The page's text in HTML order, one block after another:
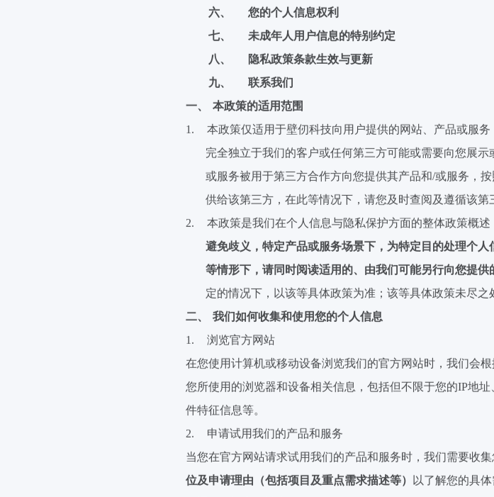
六、
您的个人信息权利
七、
未成年人用户信息的特别约定
八、
隐私政策条款生效与更新
九、
联系我们
一、
本政策的适用范围
1.
本政策仅适用于壁仞科技向用户提供的网站、产品或服
完全独立于我们的客户或任何第三方可能或需要向您展
或服务被用于第三方合作方向您提供其产品和/或服务，
供给该第三方，在此等情况下，请您及时查阅及遵循该第
2.
本政策是我们在个人信息与隐私保护方面的整体政策概
避免歧义，特定产品或服务场景下，为特定目的处理个
等情形下，请同时阅读适用的、由我们可能另行向您提供
定的情况下，以该等具体政策为准；该等具体政策未尽之
二、
我们如何收集和使用您的个人信息
1.
浏览官方网站
在您使用计算机或移动设备浏览我们的官方网站时，我们会
您所使用的浏览器和设备相关信息，包括但不限于您的IP地址
件特征信息等。
2.
申请试用我们的产品和服务
当您在官方网站请求试用我们的产品和服务时，我们需要收集
位及申请理由（包括项目及重点需求描述等）
以了解您的具